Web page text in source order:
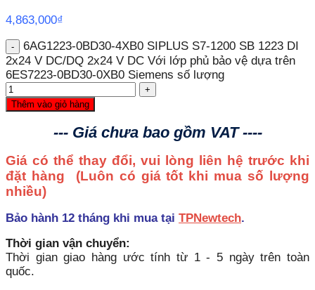
4,863,000₫
6AG1223-0BD30-4XB0 SIPLUS S7-1200 SB 1223 DI
2x24 V DC/DQ 2x24 V DC Với lớp phủ bảo vệ dựa trên
6ES7223-0BD30-0XB0 Siemens số lượng
Thêm vào giỏ hàng
--- Giá chưa bao gồm VAT ----
Giá có thể thay đổi, vui lòng liên hệ trước khi
đặt hàng (Luôn có giá tốt khi mua số lượng
nhiều)
Bảo hành 12 tháng khi mua tại TPNewtech.
Thời gian vận chuyển:
Thời gian giao hàng ước tính từ 1 - 5 ngày trên toàn
quốc.